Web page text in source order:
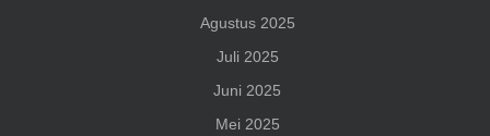
Agustus 2025
Juli 2025
Juni 2025
Mei 2025